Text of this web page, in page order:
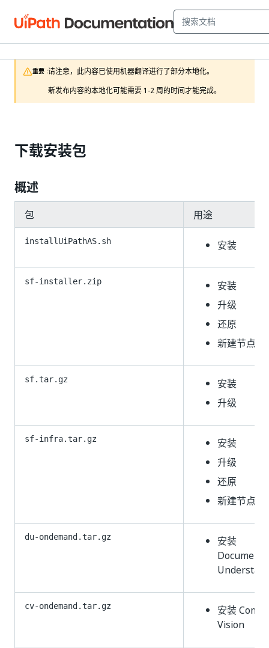
重要 :请注意，此内容已使用机器翻译进行了部分本地化。
新发布内容的本地化可能需要 1-2 周的时间才能完成。
下载安装包
概述
包 用途
installUiPathAS.sh 安装
sf-installer.zip
安装
升级
还原
新建节点
sf.tar.gz
安装
升级
sf-infra.tar.gz
安装
升级
还原
新建节点
du-ondemand.tar.gz
安装
Document
cv-ondemand.tar.gz
安装
Vision